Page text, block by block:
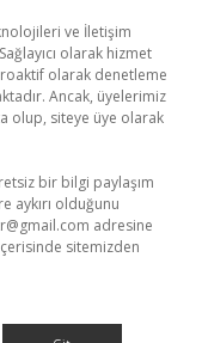
ve İletişim
olarak hizmet
olarak denetleme
Ancak, üyelerimiz
olup, siteye üye olarak
bir bilgi paylaşım
aykırı olduğunu
adresine
sitemizden